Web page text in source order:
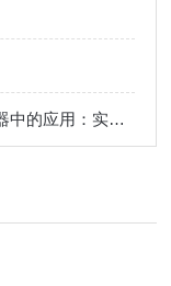
DO溶解氧分析仪在发酵罐生物反应器中的应用：实时监控与工艺优化